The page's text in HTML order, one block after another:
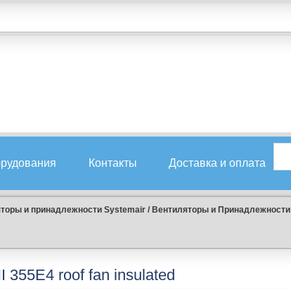
Контакты Доставка и оплата
и принадлежности Systemair / Вентиляторы и Принадлежности
355E4 roof fan insulated